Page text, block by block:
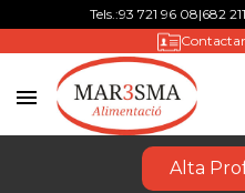
Tels.:93 721 96 08|682
Contactar

Alta
DELICIAS IBERICO